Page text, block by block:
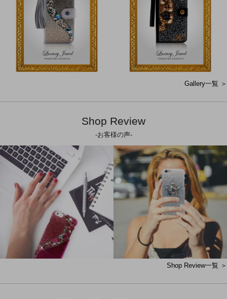
Gallery一覧 ＞
Shop Review
-お客様の声-
Shop Review一覧 ＞